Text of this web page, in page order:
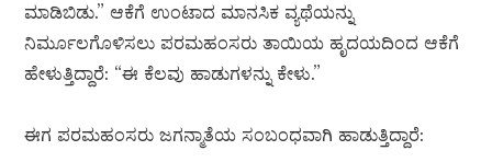
ಮಾಡಿಬಿಡು.” ಆಕೆಗೆ ಉಂಟಾದ ಮಾನಸಿಕ ವ್ಯಥೆಯನ್ನು
ನಿರ್ಮೂಲಗೊಳಿಸಲು ಪರಮಹಂಸರು ತಾಯಿಯ ಹೃದಯದಿಂದ ಆಕೆಗೆ
ಹೇಳುತ್ತಿದ್ದಾರೆ: “ಈ ಕೆಲವು ಹಾಡುಗಳನ್ನು ಕೇಳು.”
ಈಗ ಪರಮಹಂಸರು ಜಗನ್ಮಾತೆಯ ಸಂಬಂಧವಾಗಿ ಹಾಡುತ್ತಿದ್ದಾರೆ: